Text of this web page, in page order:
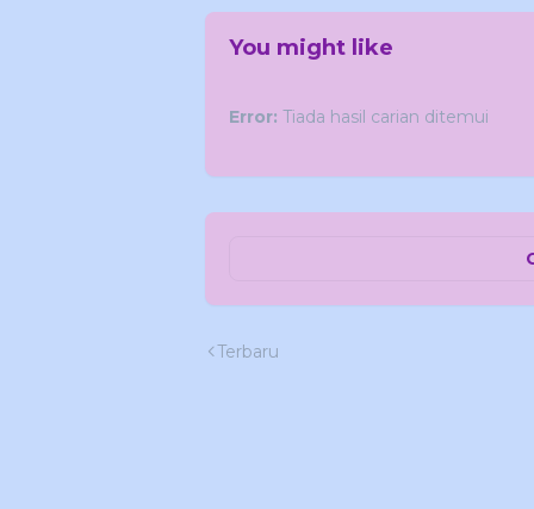
You might like
Error: Tiada hasil carian ditemui
Terbaru